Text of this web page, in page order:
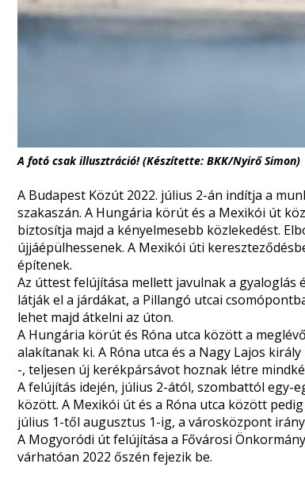
A fotó csak illusztráció! (Készítette: BKK/Nyirő Simon)
A Budapest Közút 2022. július 2-án indítja a
szakaszán. A Hungária körút és a Mexikói út
biztosítja majd a kényelmesebb közlekedést.
újjáépülhessenek. A Mexikói úti
építenek.
Az úttest felújítása mellett javulnak a
látják el a járdákat, a Pillangó utcai
lehet majd átkelni az úton.
A Hungária körút és Róna utca között a
alakítanak ki. A Róna utca és a Nagy Lajos
-, teljesen új kerékpársávot hoznak létre
A felújítás idején, július 2-ától, szombattól egy-
között. A Mexikói út és a Róna utca között
július 1-től augusztus 1-ig, a városközpont
A Mogyoródi út felújítása a Fővárosi
várhatóan 2022 őszén fejezik be.